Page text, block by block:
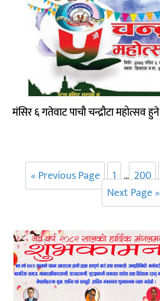
मंसिर ६ गतेवाट पाचौ चन्द्रौटा महोत्सव हुने
« Previous Page 1 … 200
Next Page »